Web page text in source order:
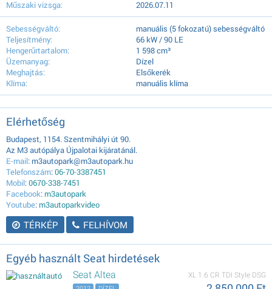
Műszaki vizsga:
2026.07.11
Sebességváltó:
manuális (5 fokozatú) sebességváltó
Teljesítmény:
66 kW / 90 LE
Hengerűrtartalom:
1 598 cm³
Üzemanyag:
Dízel
Meghajtás:
Elsőkerék
Klíma:
manuális klíma
Elérhetőség
Budapest, 1154. Szentmihályi út 90.
Az M3 autópálya Újpalotai kijáratánál.
E-mail: m3autopark@m3autopark.hu
Telefonszám:06-70-3387451
Mobil:0670-338-7451
Facebook: m3autopark
Youtube: m3autoparkvideo
TÉRKÉP FELHÍVOM
Egyéb használt Seat hirdetések
Seat Altea XL 1.6 CR TDI Style DSG